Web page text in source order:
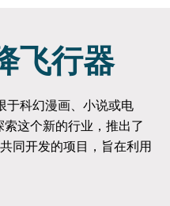
飞行器
于科幻漫画、小说或电
这个新的行业，推出了
同开发的项目，旨在利用